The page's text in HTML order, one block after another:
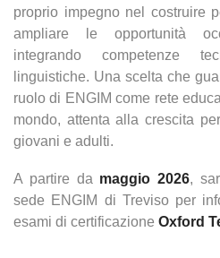
proprio impegno nel costruire
ampliare le opportunità
integrando competenze
linguistiche. Una scelta che
ruolo di ENGIM come rete
mondo, attenta alla crescita
giovani e adulti.
A partire da maggio 2026,
sede ENGIM di Treviso per
esami di certificazione Oxford